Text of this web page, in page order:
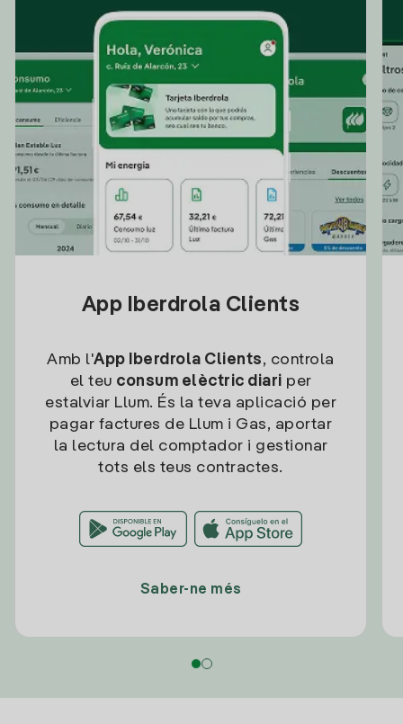
App Iberdrola Clients
Amb l'App Iberdrola Clients, controla
el teu consum elèctric diari per
estalviar Llum. És la teva aplicació per
pagar factures de Llum i Gas, aportar
la lectura del comptador i gestionar
tots els teus contractes.
Saber-ne més